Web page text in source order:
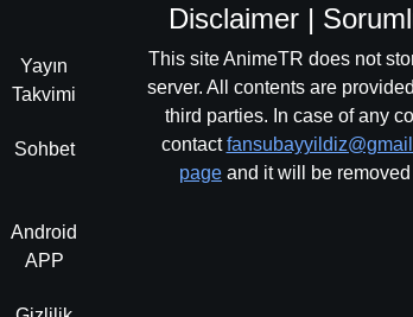
Yayın
Takvimi
Sohbet
Android
APP
Disclaimer |
This site AnimeTR does not
server. All contents are
third parties. In case of any
contact
page and it will be